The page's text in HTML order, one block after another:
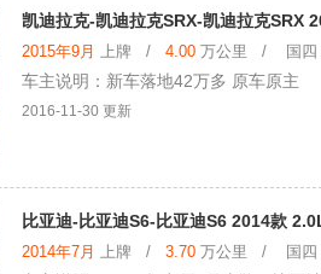
凯迪拉克-凯迪拉克SRX-凯迪拉克SRX
2015年9月 上牌 / 4.00 万公里 / 国四 /
车主说明：新车落地42万多 原车原主
2016-11-30 更新
比亚迪-比亚迪S6-比亚迪S6 2014款
2014年7月 上牌 / 3.70 万公里 / 国四 /